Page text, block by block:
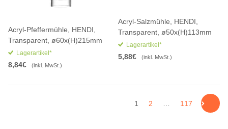
Acryl-Pfeffermühle, HENDI,
Transparent, ø60x(H)215mm
Lagerartikel*
8,84€ (inkl. MwSt.)
Acryl-Salzmühle, HENDI,
Transparent, ø50x(H)113mm
Lagerartikel*
5,88€ (inkl. MwSt.)
1 2 117